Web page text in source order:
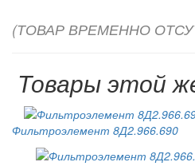
(ТОВАР ВРЕМЕННО
Товары этой
Фильтроэлемент 8Д2.966.690